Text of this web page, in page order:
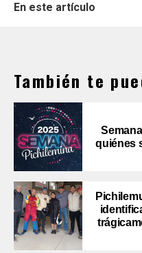
En este artículo
También te
quiénes